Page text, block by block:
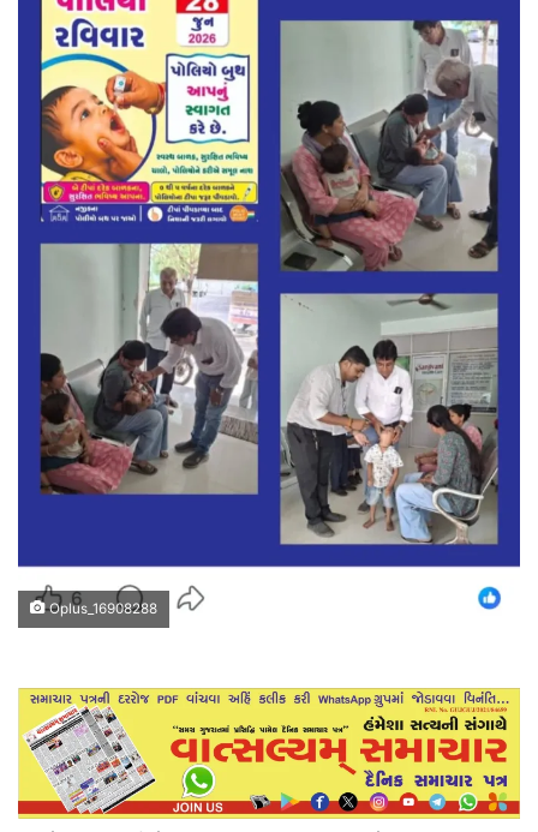
Oplus_16908288